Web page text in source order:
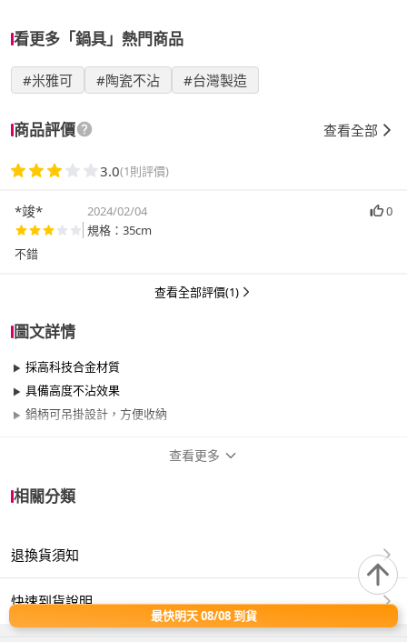
看更多「鍋具」熱門商品
#米雅可 #陶瓷不沾 #台灣製造
商品評價 查看全部
3.0(1則評價)
*竣* 2024/02/04
0
規格：35cm
不錯
查看全部評價(1)
圖文詳情
採高科技合金材質
具備高度不沾效果
鍋柄可吊掛設計，方便收納
尺寸
材質 其他合金
查看更多
相關分類
退換貨須知
快速到貨說明
最快明天 08/08 到貨